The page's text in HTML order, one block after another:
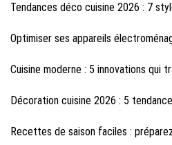
Tendances déco cuisine 2026 : 7
Optimiser ses appareils
Cuisine moderne : 5 innovations qui
Décoration cuisine 2026 : 5
Recettes de saison faciles :